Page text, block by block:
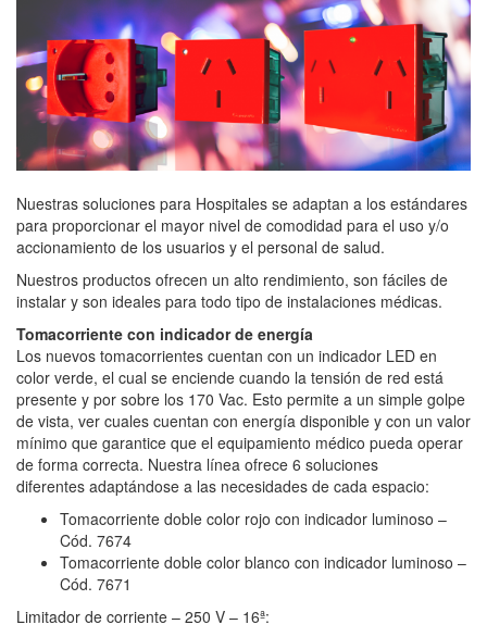
Nuestras soluciones para Hospitales se adaptan a los estándares
para proporcionar el mayor nivel de comodidad para el uso y/o
accionamiento de los usuarios y el personal de salud.
Nuestros productos ofrecen un alto rendimiento, son fáciles de
instalar y son ideales para todo tipo de instalaciones médicas.
Tomacorriente con indicador de energía
Los nuevos tomacorrientes cuentan con un indicador LED en
color verde, el cual se enciende cuando la tensión de red está
presente y por sobre los 170 Vac. Esto permite a un simple golpe
de vista, ver cuales cuentan con energía disponible y con un valor
mínimo que garantice que el equipamiento médico pueda operar
de forma correcta. Nuestra línea ofrece 6 soluciones
diferentes adaptándose a las necesidades de cada espacio:
Tomacorriente doble color rojo con indicador luminoso –
Cód. 7674
Tomacorriente doble color blanco con indicador luminoso –
Cód. 7671
Limitador de corriente – 250 V – 16ª: